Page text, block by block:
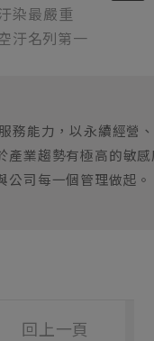
染最嚴重
汙名列第一
務能力，以永續經營
產業趨勢有極高的敏
司每一個管理做起。
回上一頁